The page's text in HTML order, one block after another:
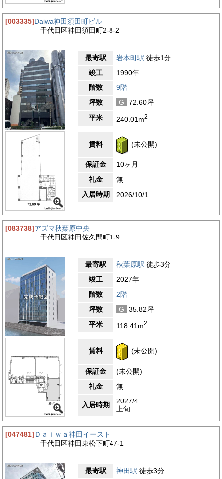
[003335]Daiwa神田須田町ビル
千代田区神田須田町2-8-2
最寄駅 岩本町駅 徒歩1分
竣工
1990年
階数
9階
坪数
G
72.60坪
平米
240.01m2
賃料 (未公開)
保証金
10ヶ月
礼金
無
入居時期
2026/10/1
[083738]アズマ秋葉原中央
千代田区神田佐久間町1-9
最寄駅 秋葉原駅 徒歩3分
竣工
2027年
階数
2階
坪数
G
35.82坪
平米
118.41m2
賃料 (未公開)
保証金
(未公開)
礼金
無
入居時期
2027/4
上旬
[047481] Ｄａｉｗａ神田イースト
千代田区神田東松下町47-1
最寄駅 神田駅 徒歩3分